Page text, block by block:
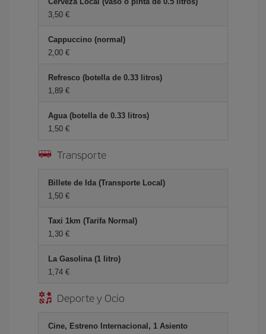
3,50 €
Cappuccino (normal)
2,00 €
Refresco (botella de 0.33 litros)
1,89 €
Agua (botella de 0.33 litros)
1,50 €
Transporte
Billete de Ida (Transporte Local)
1,50 €
Taxi 1km (Tarifa Normal)
1,30 €
La Gasolina (1 litro)
1,74 €
Deporte y Ocio
Cine, Estreno Internacional, 1 Asiento